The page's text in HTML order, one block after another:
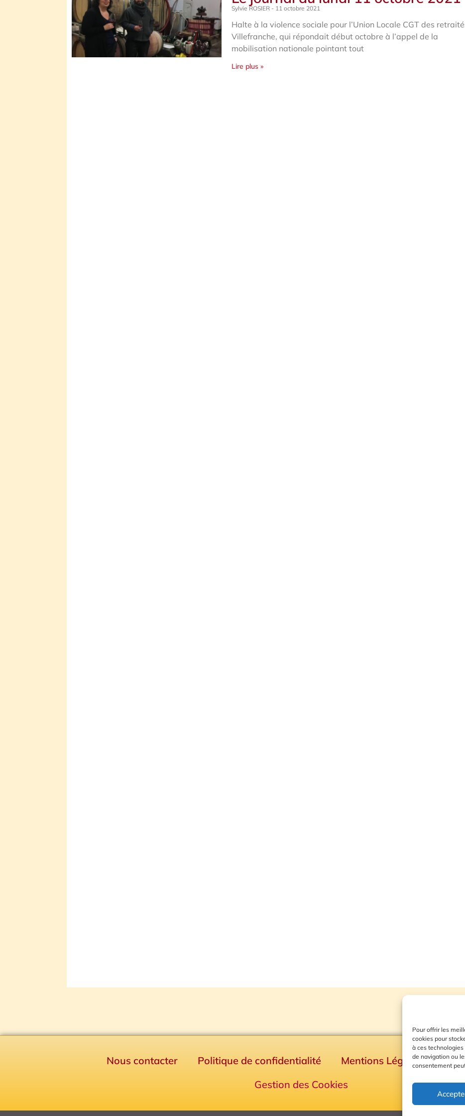
Pour offrir les
cookies pour
à ces
de navigation ou
consentement
Sylvie ROSIER 11 octobre 2021
Halte à la violence sociale pour l’Union Locale CGT des
Villefranche, qui répondait début octobre à l’appel de la
mobilisation nationale pointant tout
Lire plus »
Nous contacter Politique de confidentialité Mentions Légales
Gestion des Cookies